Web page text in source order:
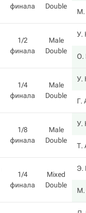
финала
Double
М.
1/2
финала
Male
Double
У.
О.
1/4
финала
Male
Double
У.
Г.
1/8
финала
Male
Double
У.
Т.
1/4
финала
Mixed
Double
Э.
М.